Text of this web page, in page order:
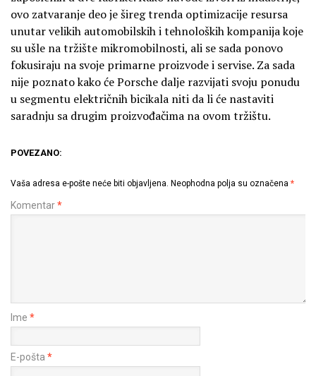
ovo zatvaranje deo je šireg trenda optimizacije resursa
unutar velikih automobilskih i tehnoloških kompanija koje
su ušle na tržište mikromobilnosti, ali se sada ponovo
fokusiraju na svoje primarne proizvode i servise. Za sada
nije poznato kako će Porsche dalje razvijati svoju ponudu
u segmentu električnih bicikala niti da li će nastaviti
saradnju sa drugim proizvođačima na ovom tržištu.
POVEZANO:
Vaša adresa e-pošte neće biti objavljena. Neophodna polja su označena *
Komentar*
Ime *
E-pošta *